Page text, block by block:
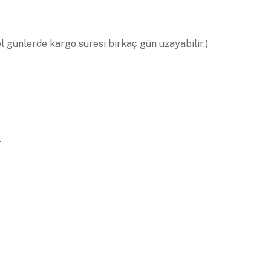
günlerde kargo süresi birkaç gün uzayabilir.)